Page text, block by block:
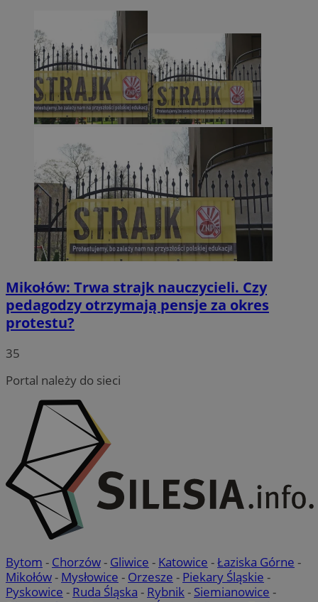
Mikołów: Trwa strajk nauczycieli. Czy
pedagodzy otrzymają pensje za okres
protestu?
35
Portal należy do sieci
Bytom - Chorzów- Gliwice - Katowice -Łaziska Górne -
Mikołów- Mysłowice - Orzesze - Piekary Śląskie -
Pyskowice - Ruda Śląska - Rybnik- Siemianowice -